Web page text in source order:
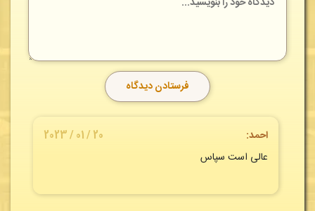
احمد:
20 / 01 / 2023
عالی است سپاس